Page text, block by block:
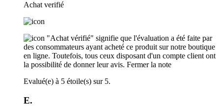
Achat verifié
"Achat vérifié" signifie que l'évaluation a été faite par
des consommateurs ayant acheté ce produit sur notre boutique
en ligne. Toutefois, tous ceux disposant d'un compte client ont
la possibilité de donner leur avis. Fermer la note
Evalué(e) à 5 étoile(s) sur 5.
E.